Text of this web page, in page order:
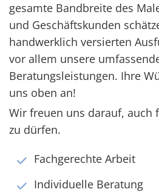
gesamte Bandbreite des
und Geschäftskunden
handwerklich versierten
vor allem unsere
Beratungsleistungen. Ihre
uns oben an!
Wir freuen uns darauf, auch
zu dürfen.
Fachgerechte Arbeit
Individuelle Beratung